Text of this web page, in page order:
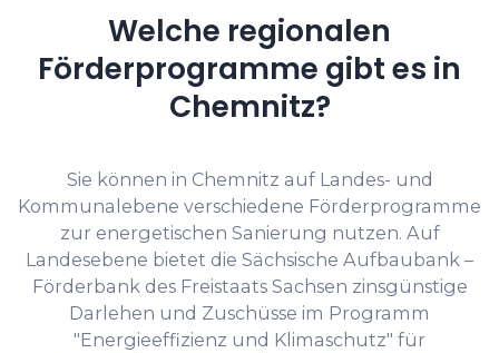
Welche regionalen
Förderprogramme gibt es in
Chemnitz?
Sie können in Chemnitz auf Landes- und
Kommunalebene verschiedene Förderprogramme
zur energetischen Sanierung nutzen. Auf
Landesebene bietet die Sächsische Aufbaubank –
Förderbank des Freistaats Sachsen zinsgünstige
Darlehen und Zuschüsse im Programm
"Energieeffizienz und Klimaschutz" für